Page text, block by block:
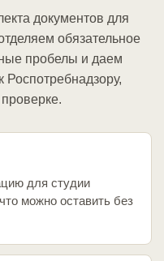
документов для
обязательное
пробелы и даем
Роспотребнадзору,
для студии
можно оставить без